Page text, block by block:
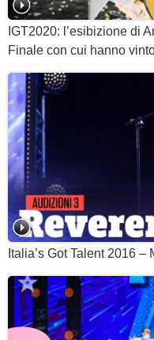
IGT2020: l’esibizione di
Finale con cui hanno
Italia’s Got Talent 2016